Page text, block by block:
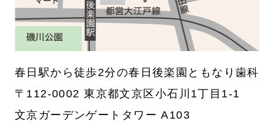
春日駅から徒歩2分の春日後楽園ともなり歯科
〒112-0002 東京都文京区小石川1丁目1-1
文京ガーデンゲートタワー A103